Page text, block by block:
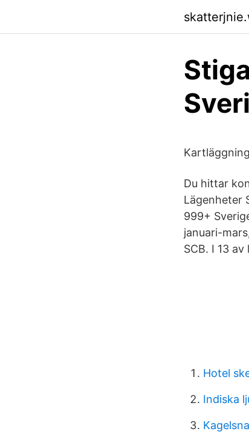
Du hittar
Lägenheter
999+
januari-
SCB. I 13
Hotel
Indiska